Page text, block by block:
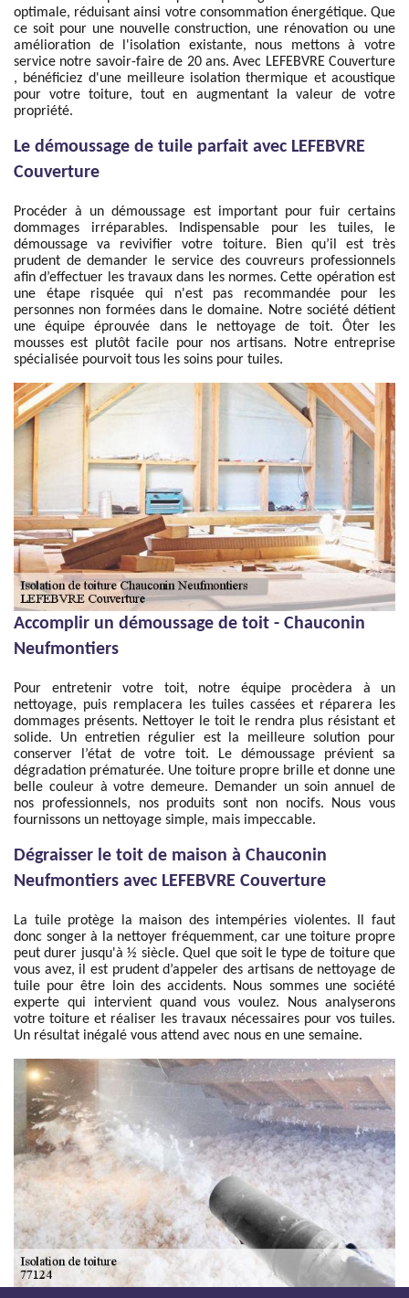
optimale, réduisant ainsi votre consommation énergétique. Que
ce soit pour une nouvelle construction, une rénovation ou une
amélioration de l'isolation existante, nous mettons à votre
service notre savoir-faire de 20 ans. Avec LEFEBVRE Couverture
, bénéficiez d'une meilleure isolation thermique et acoustique
pour votre toiture, tout en augmentant la valeur de votre
propriété.
Le démoussage de tuile parfait avec LEFEBVRE
Couverture
Procéder à un démoussage est important pour fuir certains
dommages irréparables. Indispensable pour les tuiles, le
démoussage va revivifier votre toiture. Bien qu’il est très
prudent de demander le service des couvreurs professionnels
afin d’effectuer les travaux dans les normes. Cette opération est
une étape risquée qui n'est pas recommandée pour les
personnes non formées dans le domaine. Notre société détient
une équipe éprouvée dans le nettoyage de toit. Ôter les
mousses est plutôt facile pour nos artisans. Notre entreprise
spécialisée pourvoit tous les soins pour tuiles.
Accomplir un démoussage de toit - Chauconin
Neufmontiers
Pour entretenir votre toit, notre équipe procèdera à un
nettoyage, puis remplacera les tuiles cassées et réparera les
dommages présents. Nettoyer le toit le rendra plus résistant et
solide. Un entretien régulier est la meilleure solution pour
conserver l’état de votre toit. Le démoussage prévient sa
dégradation prématurée. Une toiture propre brille et donne une
belle couleur à votre demeure. Demander un soin annuel de
nos professionnels, nos produits sont non nocifs. Nous vous
fournissons un nettoyage simple, mais impeccable.
Dégraisser le toit de maison à Chauconin
Neufmontiers avec LEFEBVRE Couverture
La tuile protège la maison des intempéries violentes. Il faut
donc songer à la nettoyer fréquemment, car une toiture propre
peut durer jusqu'à ½ siècle. Quel que soit le type de toiture que
vous avez, il est prudent d’appeler des artisans de nettoyage de
tuile pour être loin des accidents. Nous sommes une société
experte qui intervient quand vous voulez. Nous analyserons
votre toiture et réaliser les travaux nécessaires pour vos tuiles.
Un résultat inégalé vous attend avec nous en une semaine.